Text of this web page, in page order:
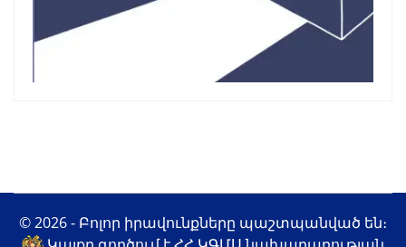
© 2026 - Բոլոր իրավունքները պաշտպանված են։